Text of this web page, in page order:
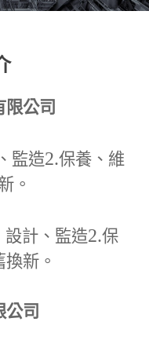
限公司
監造2.保養、維
。
設計、監造2.保
新。
公司